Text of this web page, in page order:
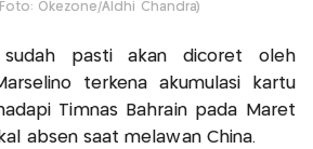
Okezone/Aldhi Chandra)
sudah pasti akan dicoret oleh
terkena akumulasi kartu
Timnas Bahrain pada Maret
absen saat melawan China.